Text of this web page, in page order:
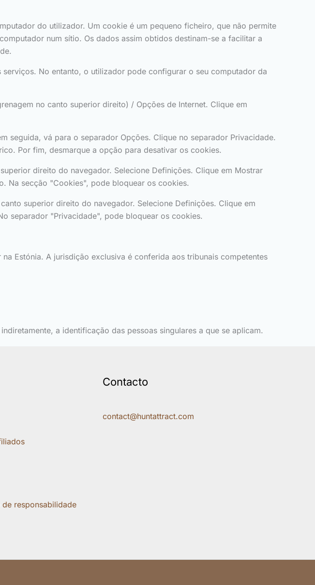
do utilizador. Um cookie é um pequeno ficheiro, que não permite
num sítio. Os dados assim obtidos destinam-se a facilitar a
No entanto, o utilizador pode configurar o seu computador da
no canto superior direito) / Opções de Internet. Clique em
seguida, vá para o separador Opções. Clique no separador Privacidade.
Por fim, desmarque a opção para desativar os cookies.
direito do navegador. Selecione Definições. Clique em Mostrar
Na secção "Cookies", pode bloquear os cookies.
superior direito do navegador. Selecione Definições. Clique em
separador "Privacidade", pode bloquear os cookies.
Estónia. A jurisdição exclusiva é conferida aos tribunais competentes
a identificação das pessoas singulares a que se aplicam.
responsabilidade
Contacto
contact@huntattract.com